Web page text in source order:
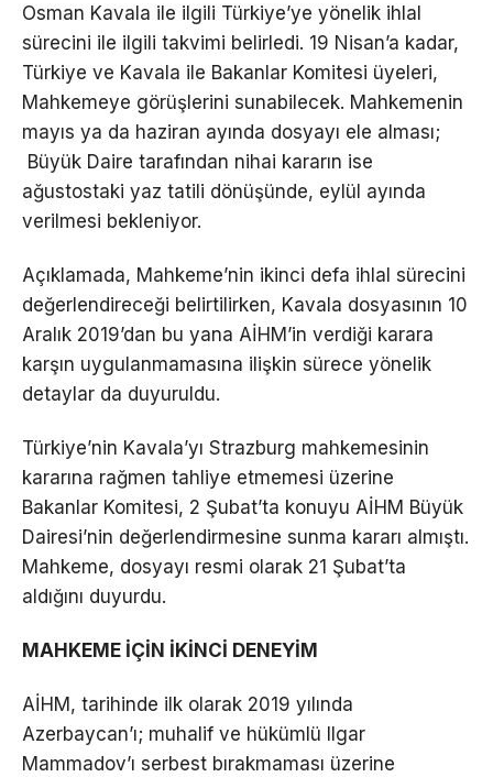
Osman Kavala ile ilgili Türkiye’ye yönelik ihlal
sürecini ile ilgili takvimi belirledi. 19 Nisan’a kadar,
Türkiye ve Kavala ile Bakanlar Komitesi üyeleri,
Mahkemeye görüşlerini sunabilecek. Mahkemenin
mayıs ya da haziran ayında dosyayı ele alması;
Büyük Daire tarafından nihai kararın ise
ağustostaki yaz tatili dönüşünde, eylül ayında
verilmesi bekleniyor.
Açıklamada, Mahkeme’nin ikinci defa ihlal sürecini
değerlendireceği belirtilirken, Kavala dosyasının 10
Aralık 2019’dan bu yana AİHM’in verdiği karara
karşın uygulanmamasına ilişkin sürece yönelik
detaylar da duyuruldu.
Türkiye’nin Kavala’yı Strazburg mahkemesinin
kararına rağmen tahliye etmemesi üzerine
Bakanlar Komitesi, 2 Şubat’ta konuyu AİHM Büyük
Dairesi’nin değerlendirmesine sunma kararı almıştı.
Mahkeme, dosyayı resmi olarak 21 Şubat’ta
aldığını duyurdu.
MAHKEME İÇİN İKİNCİ DENEYİM
AİHM, tarihinde ilk olarak 2019 yılında
Azerbaycan’ı; muhalif ve hükümlü Ilgar
Mammadov’ı serbest bırakmaması üzerine